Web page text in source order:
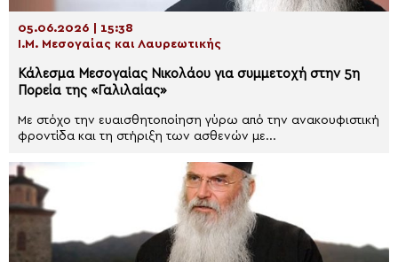
05.06.2026 | 15:38
Ι.Μ. Μεσογαίας και Λαυρεωτικής
Κάλεσμα Μεσογαίας Νικολάου για συμμετοχή στην 5η
Πορεία της «Γαλιλαίας»
Με στόχο την ευαισθητοποίηση γύρω από την ανακουφιστική
φροντίδα και τη στήριξη των ασθενών με...